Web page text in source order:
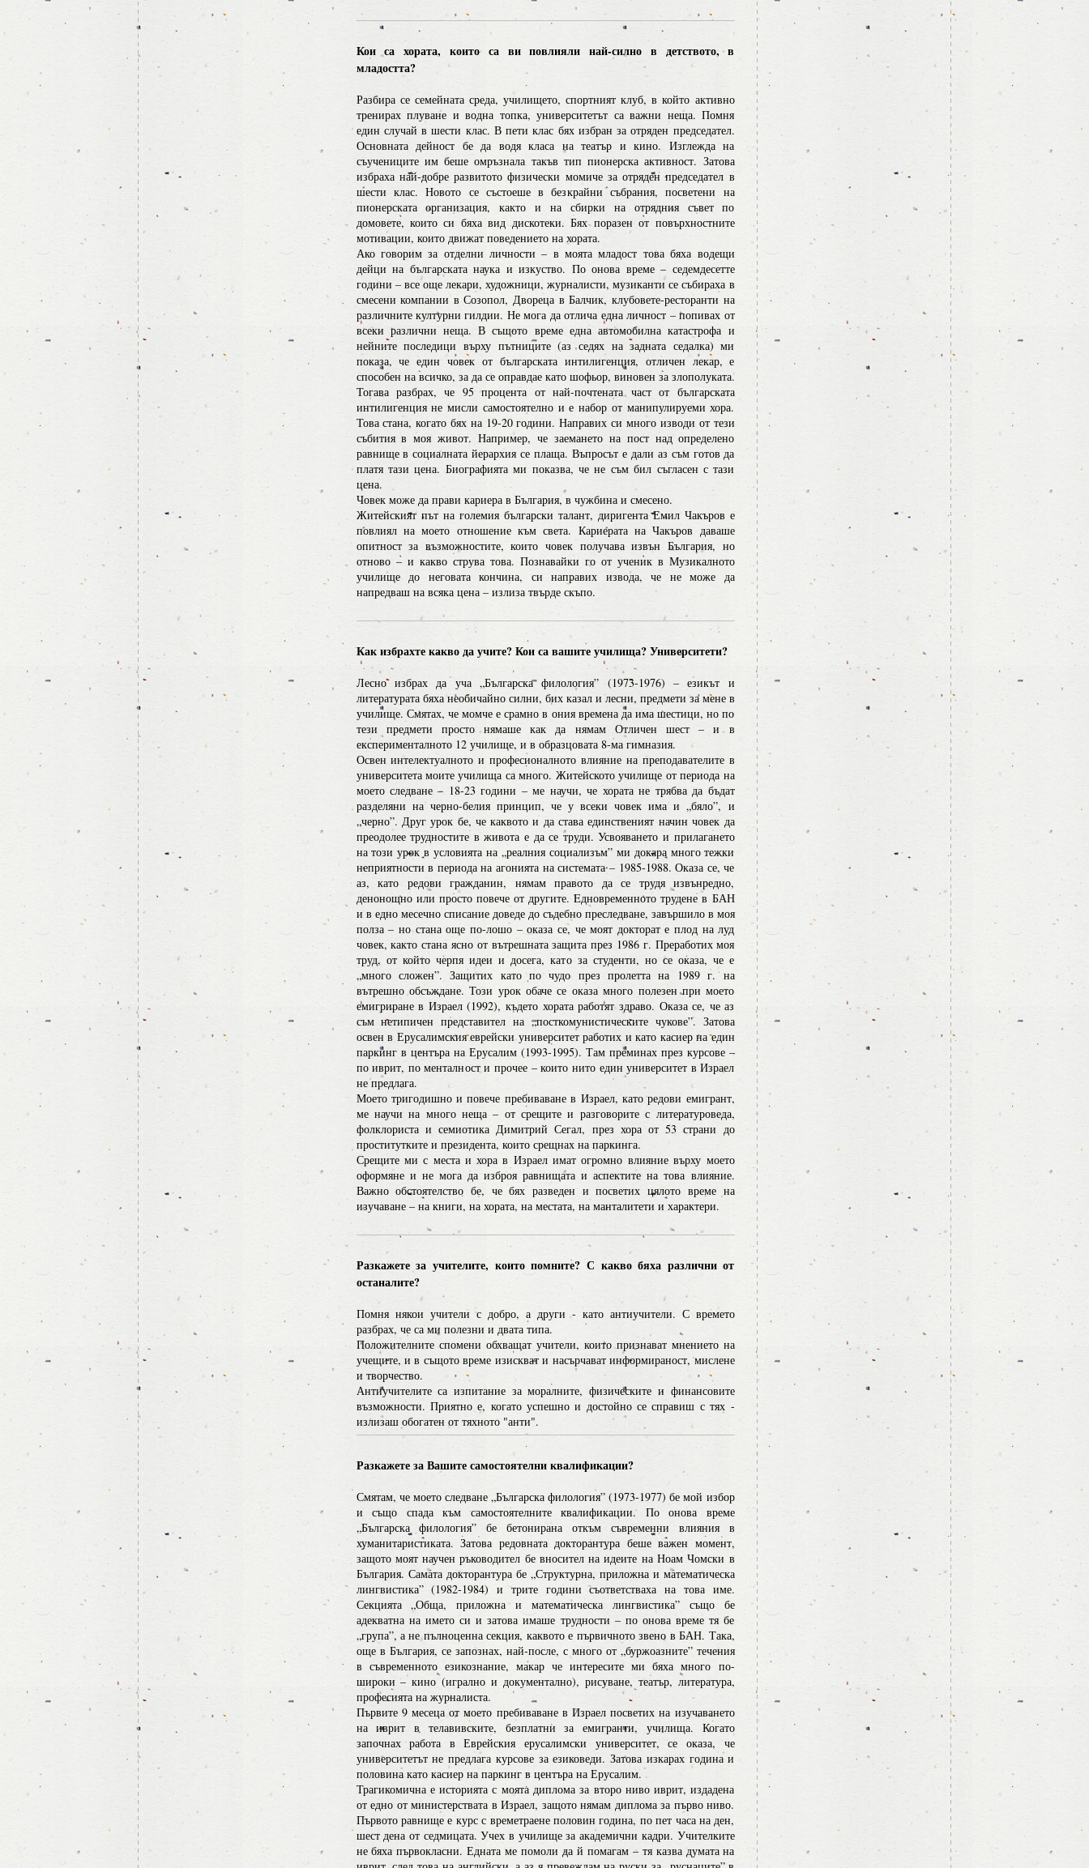
Кои са хората, които са ви повлияли най-силно в детството, в
младостта?
Разбира се семейната среда, училището, спортният клуб, в който активно
тренирах плуване и водна топка, университетът са важни неща. Помня
един случай в шести клас. В пети клас бях избран за отряден председател.
Основната дейност бе да водя класа на театър и кино. Изглежда на
съучениците им беше омръзнала такъв тип пионерска активност. Затова
избраха най-добре развитото физически момиче за отряден председател в
шести клас. Новото се състоеше в безкрайни събрания, посветени на
пионерската организация, както и на сбирки на отрядния съвет по
домовете, които си бяха вид дискотеки. Бях поразен от повърхностните
мотивации, които движат поведението на хората.
Ако говорим за отделни личности – в моята младост това бяха водещи
дейци на българската наука и изкуство. По онова време – седемдесетте
години – все още лекари, художници, журналисти, музиканти се събираха в
смесени компании в Созопол, Двореца в Балчик, клубовете-ресторанти на
различните културни гилдии. Не мога да отлича една личност – попивах от
всеки различни неща. В същото време една автомобилна катастрофа и
нейните последици върху пътниците (аз седях на задната седалка) ми
показа, че един човек от българската интилигенция, отличен лекар, е
способен на всичко, за да се оправдае като шофьор, виновен за злополуката.
Тогава разбрах, че 95 процента от най-почтената част от българската
интилигенция не мисли самостоятелно и е набор от манипулируеми хора.
Това стана, когато бях на 19-20 години. Направих си много изводи от тези
събития в моя живот. Например, че заемането на пост над определено
равнище в социалната йерархия се плаща. Въпросът е дали аз съм готов да
платя тази цена. Биографията ми показва, че не съм бил съгласен с тази
цена.
Човек може да прави кариера в България, в чужбина и смесено.
Житейският път на големия български талант, диригента Емил Чакъров е
повлиял на моето отношение към света. Кариерата на Чакъров даваше
опитност за възможностите, които човек получава извън България, но
отново – и какво струва това. Познавайки го от ученик в Музикалното
училище до неговата кончина, си направих извода, че не може да
напредваш на всяка цена – излиза твърде скъпо.
Как избрахте какво да учите? Кои са вашите училища? Университети?
Лесно избрах да уча „Българска филология” (1973-1976) – езикът и
литературата бяха необичайно силни, бих казал и лесни, предмети за мене в
училище. Смятах, че момче е срамно в ония времена да има шестици, но по
тези предмети просто нямаше как да нямам Отличен шест – и в
експерименталното 12 училище, и в образцовата 8-ма гимназия.
Освен интелектуалното и професионалното влияние на преподавателите в
университета моите училища са много. Житейското училище от периода на
моето следване – 18-23 години – ме научи, че хората не трябва да бъдат
разделяни на черно-белия принцип, че у всеки човек има и „бяло”, и
„черно”. Друг урок бе, че каквото и да става единственият начин човек да
преодолее трудностите в живота е да се труди. Усвояването и прилагането
на този урок в условията на „реалния социализъм” ми докара много тежки
неприятности в периода на агонията на системата – 1985-1988. Оказа се, че
аз, като редови гражданин, нямам правото да се трудя извънредно,
денонощно или просто повече от другите. Eдновременното трудене в БАН
и в едно месечно списание доведе до съдебно преследване, завършило в моя
полза – но стана още по-лошо – оказа се, че моят докторат е плод на луд
човек, както стана ясно от вътрешната защита през 1986 г. Преработих моя
труд, от който черпя идеи и досега, като за студенти, но се оказа, че е
„много сложен”. Защитих като по чудо през пролетта на 1989 г. на
вътрешно обсъждане. Този урок обаче се оказа много полезен при моето
емигриране в Израел (1992), където хората работят здраво. Оказа се, че аз
съм нетипичен представител на „посткомунистическите чукове”. Затова
освен в Ерусалимския еврейски университет работих и като касиер на един
паркинг в центъра на Ерусалим (1993-1995). Там преминах през курсове –
по иврит, по менталност и прочее – които нито един университет в Израел
не предлага.
Моето тригодишно и повече пребиваване в Израел, като редови емигрант,
ме научи на много неща – от срещите и разговорите с литературоведа,
фолклориста и семиотика Димитрий Сегал, през хора от 53 страни до
проститутките и президента, които срещнах на паркинга.
Срещите ми с места и хора в Израел имат огромно влияние върху моето
оформяне и не мога да изброя равнищата и аспектите на това влияние.
Важно обстоятелство бе, че бях разведен и посветих цялото време на
изучаване – на книги, на хората, на местата, на манталитети и характери.
Разкажете за учителите, които помните? С какво бяха различни от
останалите?
Помня някои учители с добро, а други - като антиучители. С времето
разбрах, че са ми полезни и двата типа.
Положителните спомени обхващат учители, които признават мнението на
учещите, и в същото време изискват и насърчават информираност, мислене
и творчество.
Антиучителите са изпитание за моралните, физическите и финансовите
възможности. Приятно е, когато успешно и достойно се справиш с тях -
излизаш обогатен от тяхното "анти".
Разкажете за Вашите самостоятелни квалификации?
Смятам, че моето следване „Българска филология” (1973-1977) бе мой избор
и също спада към самостоятелните квалификации. По онова време
„Българска филология” бе бетонирана откъм съвременни влияния в
хуманитаристиката. Затова редовната докторантура беше важен момент,
защото моят научен ръководител бе вносител на идеите на Ноам Чомски в
България. Самата докторантура бе „Структурна, приложна и математическа
лингвистика” (1982-1984) и трите години съответстваха на това име.
Секцията „Обща, приложна и математическа лингвистика” също бе
адекватна на името си и затова имаше трудности – по онова време тя бе
„група”, а не пълноценна секция, каквото е първичното звено в БАН. Така,
още в България, се запознах, най-после, с много от „буржоазните” течения
в съвременното езикознание, макар че интересите ми бяха много по-
широки – кино (игрално и документално), рисуване, театър, литература,
професията на журналиста.
Първите 9 месеца от моето пребиваване в Израел посветих на изучаването
на иврит в телавивските, безплатни за емигранти, училища. Когато
започнах работа в Еврейския ерусалимски университет, се оказа, че
университетът не предлага курсове за езиковеди. Затова изкарах година и
половина като касиер на паркинг в центъра на Ерусалим.
Трагикомична е историята с моята диплома за второ ниво иврит, издадена
от едно от министерствата в Израел, защото нямам диплома за първо ниво.
Първото равнище е курс с времетраене половин година, по пет часа на ден,
шест дена от седмицата. Учех в училище за академични кадри. Учителките
не бяха първокласни. Едната ме помоли да й помагам – тя казва думата на